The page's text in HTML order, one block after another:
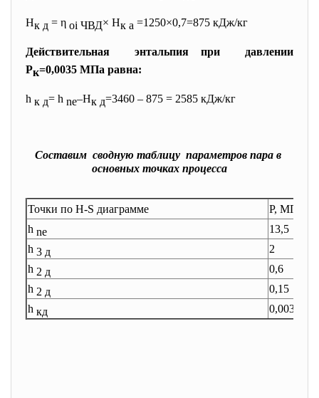
Hк д = η oi ЧВД× Hк а =1250×0,7=875 кДж/кг
Действительная энтальпия при давлении
Рк=0,0035 МПа равна:
h к д= h ne–Hк д=3460 – 875 = 2585 кДж/кг
Составим сводную таблицу параметров пара в
основных точках процесса
Точки по H-S диаграмме
Р, МПа
h ne
13,5
h 3 д
2
h 2 д
0,6
h 2 д
0,15
h кд 0,0035